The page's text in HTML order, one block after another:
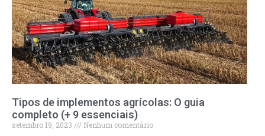
Tipos de implementos agrícolas: O guia
completo (+ 9 essenciais)
setembro 19, 2023
Nenhum comentário